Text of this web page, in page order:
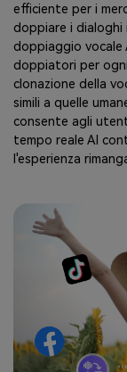
efficiente per i
doppiare i
doppiaggio vocale
doppiatori per
clonazione della
simili a quelle
consente agli
tempo reale AI
l'esperienza